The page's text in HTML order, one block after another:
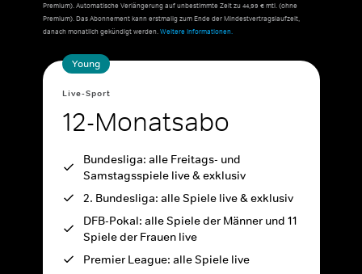
Premium). Automatische Verlängerung auf unbestimmte Zeit zu 44,99 € mtl. (ohne
Premium). Das Abonnement kann erstmalig zum Ende der Mindestvertragslaufzeit,
danach monatlich gekündigt werden.Weitere Informationen.
Young
Live-Sport
12-Monatsabo
Bundesliga: alle Freitags- und
Samstagsspiele live & exklusiv
2. Bundesliga: alle Spiele live & exklusiv
DFB-Pokal: alle Spiele der Männer und 11
Spiele der Frauen live
Premier League: alle Spiele live